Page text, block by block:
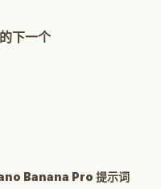
下一个
Banana Pro 提示词